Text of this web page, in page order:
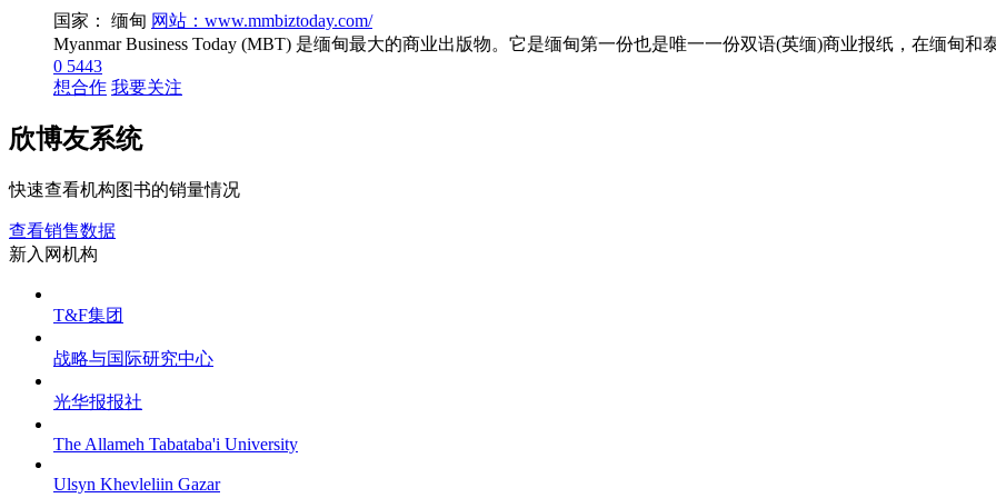
国家： 缅甸 网站：www.mmbiztoday.com/
Myanmar Business Today (MBT) 是缅甸最大的商业出版物。它是缅甸第一份也是唯一一份双语(英缅)商业报纸，在缅甸和
0 5443
想合作 我要关注
欣博友系统
快速查看机构图书的销量情况
查看销售数据
新入网机构
T&F集团
战略与国际研究中心
光华报报社
The Allameh Tabataba'i University
Ulsyn Khevleliin Gazar